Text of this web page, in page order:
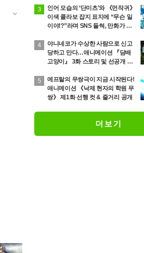
인어 모습의 ‘단미츠’와 《먼작귀》
이색 콜라보 잡지 표지에 “무슨 일
이야!?”라며 SNS 들썩, 만화가 세
야니네코가 수상한 사람으로 신고
당하고 만다…애니메이션 『담배
고양이』 3화 스토리 및 선공개 장
에프탈의 무쌍극이 지금 시작된다!
애니메이션 《낙제 현자의 학원 무
쌍》 제1화 선행 컷 & 줄거리 공개
더보기